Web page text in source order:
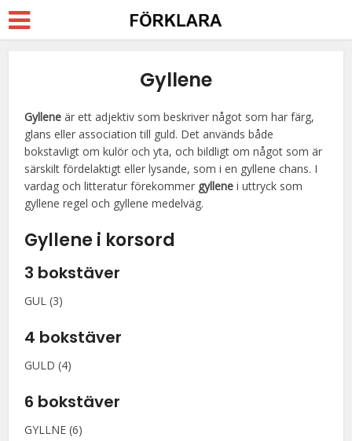
Gyllene
Gyllene är ett adjektiv som beskriver något som har färg,
glans eller association till guld. Det används både
bokstavligt om kulör och yta, och bildligt om något som är
särskilt fördelaktigt eller lysande, som i en gyllene chans. I
vardag och litteratur förekommer gyllene i uttryck som
gyllene regel och gyllene medelväg.
Gyllene i korsord
3 bokstäver
GUL (3)
4 bokstäver
GULD (4)
6 bokstäver
GYLLNE (6)